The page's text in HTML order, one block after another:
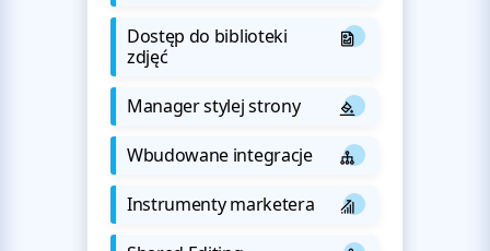
Dostęp do biblioteki
zdjęć
Manager stylej strony
Wbudowane integracje
Instrumenty marketera